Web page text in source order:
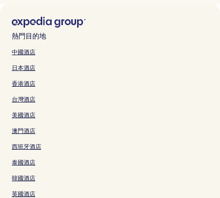
熱門目的地
中國酒店
日本酒店
香港酒店
台灣酒店
美國酒店
澳門酒店
西班牙酒店
泰國酒店
韓國酒店
英國酒店